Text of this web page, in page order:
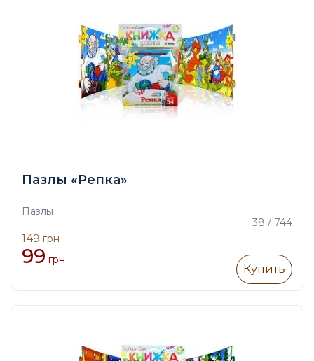
Пазлы «Репка»
Пазлы
38 / 744
149грн
99 грн
Купить